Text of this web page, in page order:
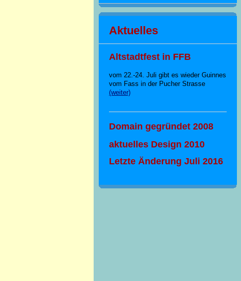
Aktuelles
Altstadtfest in FFB
vom 22.-24. Juli gibt es wieder Guinnes
vom Fass in der Pucher Strasse
(weiter)
Domain gegründet 2008
aktuelles Design 2010
Letzte Änderung Juli 2016